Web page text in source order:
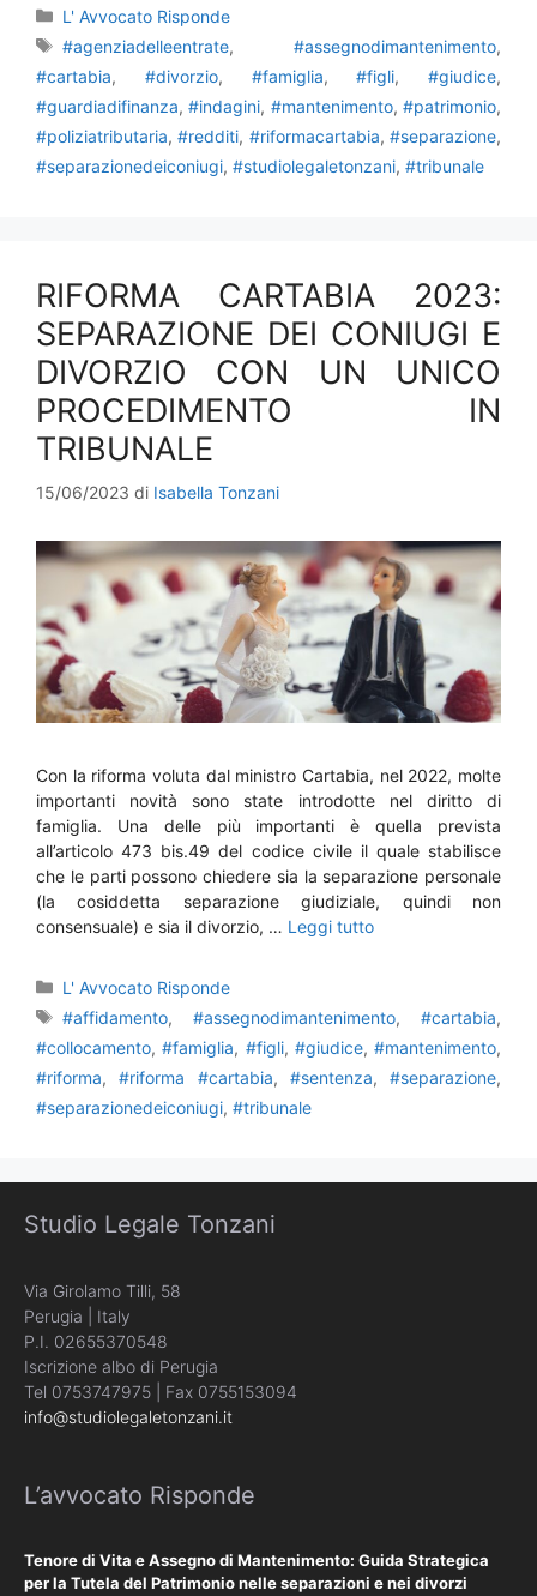
Categorie
L' Avvocato Risponde
Tag
#agenziadelleentrate, #assegnodimantenimento,
#cartabia, #divorzio, #famiglia,#figli, #giudice,
#guardiadifinanza,#indagini, #mantenimento,#patrimonio,
#poliziatributaria,#redditi, #riformacartabia,#separazione,
#separazionedeiconiugi, #studiolegaletonzani, #tribunale
RIFORMA CARTABIA 2023:
SEPARAZIONE DEI CONIUGI E
DIVORZIO CON UN UNICO
PROCEDIMENTO IN
TRIBUNALE
15/06/2023 di Isabella Tonzani
Con la riforma voluta dal ministro Cartabia, nel 2022, molte
importanti novità sono state introdotte nel diritto di
famiglia. Una delle più importanti è quella prevista
all’articolo 473 bis.49 del codice civile il quale stabilisce
che le parti possono chiedere sia la separazione personale
(la cosiddetta separazione giudiziale, quindi non
consensuale) e sia il divorzio, … Leggi tutto
Categorie
L' Avvocato Risponde
Tag
#affidamento,#assegnodimantenimento,#cartabia,
#collocamento,#famiglia, #figli, #giudice, #mantenimento,
#riforma,#riforma #cartabia, #sentenza, #separazione,
#separazionedeiconiugi, #tribunale
Studio Legale Tonzani
Via Girolamo Tilli, 58
Perugia | Italy
P.I. 02655370548
Iscrizione albo di Perugia
Tel 0753747975 | Fax 0755153094
info@studiolegaletonzani.it
L’avvocato Risponde
Tenore di Vita e Assegno di Mantenimento: Guida Strategica
per la Tutela del Patrimonio nelle separazioni e nei divorzi